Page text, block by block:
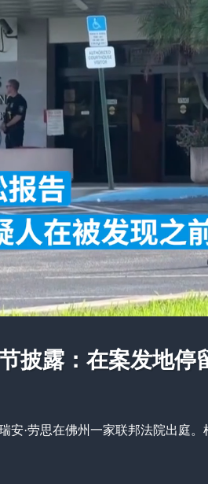
披露：在案发地停
安·劳思在佛州一家联邦法院出庭